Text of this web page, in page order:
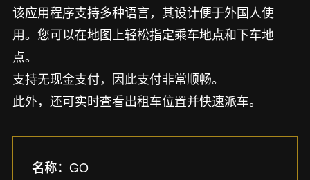
该应用程序支持多种语言，其设计便于外国人使
用。您可以在地图上轻松指定乘车地点和下车地
点。
支持无现金支付，因此支付非常顺畅。
此外，还可实时查看出租车位置并快速派车。
名称： GO